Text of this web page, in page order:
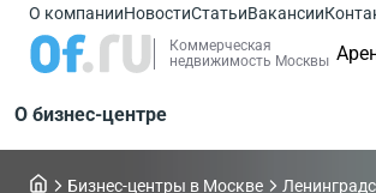
О компанииНовостиСтатьиВакансии
Коммерческая
недвижимость Москвы
О бизнес-центре
Бизнес-центры в Москве